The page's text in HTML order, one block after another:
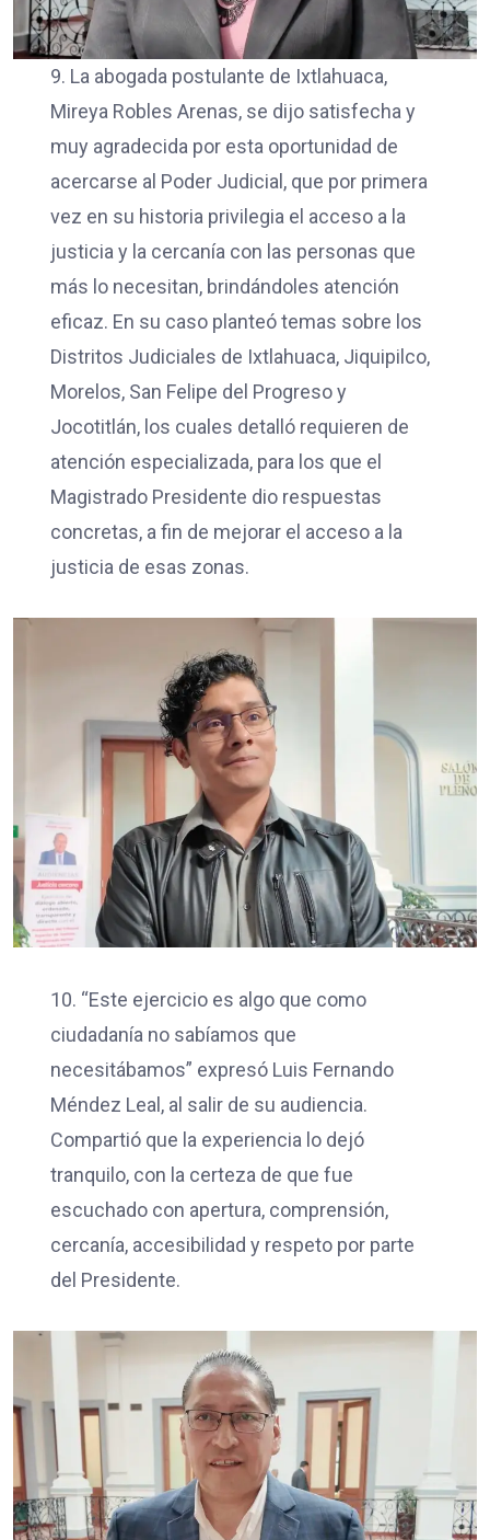
9. La abogada postulante de Ixtlahuaca,
Mireya Robles Arenas, se dijo satisfecha y
muy agradecida por esta oportunidad de
acercarse al Poder Judicial, que por primera
vez en su historia privilegia el acceso a la
justicia y la cercanía con las personas que
más lo necesitan, brindándoles atención
eficaz. En su caso planteó temas sobre los
Distritos Judiciales de Ixtlahuaca, Jiquipilco,
Morelos, San Felipe del Progreso y
Jocotitlán, los cuales detalló requieren de
atención especializada, para los que el
Magistrado Presidente dio respuestas
concretas, a fin de mejorar el acceso a la
justicia de esas zonas.
10. “Este ejercicio es algo que como
ciudadanía no sabíamos que
necesitábamos” expresó Luis Fernando
Méndez Leal, al salir de su audiencia.
Compartió que la experiencia lo dejó
tranquilo, con la certeza de que fue
escuchado con apertura, comprensión,
cercanía, accesibilidad y respeto por parte
del Presidente.